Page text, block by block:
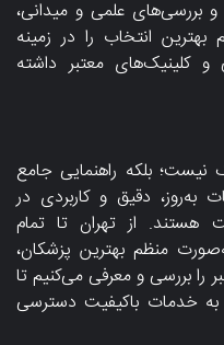
بررسی‌های علمی و میدانی،
انتخاب را در زمینه
کلینیک‌های معتبر داشته
بلکه راهنمایی جامع
به‌روز، دقیق و کاربردی در
هستند. از تهران تا تمام
منظم بهترین پزشکان،
را بررسی و معرفی می‌کنیم تا
به خدمات باکیفیت دسترسی